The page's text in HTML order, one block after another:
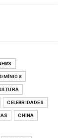
CELEBRIDADES
CHINA